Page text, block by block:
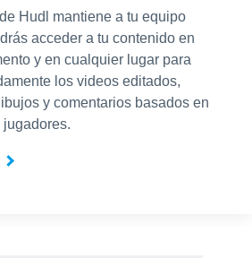
Hudl mantiene a tu equipo
acceder a tu contenido en
y en cualquier lugar para
los videos editados,
y comentarios basados en
jugadores.